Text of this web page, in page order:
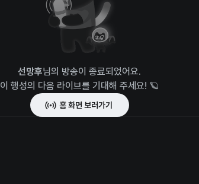
선망후님의 방송이 종료되었어요.
이 행성의 다음 라이브를 기대해 주세요! 🪐
홈 화면 보러가기